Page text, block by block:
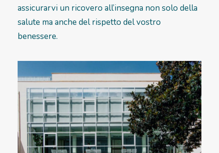
NEWS
FORMAZIONE
assicurarvi un ricovero all’insegna non solo della
salute ma anche del rispetto del vostro
benessere.